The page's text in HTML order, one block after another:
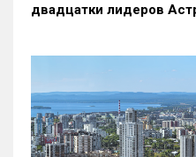
двадцатки лидеров